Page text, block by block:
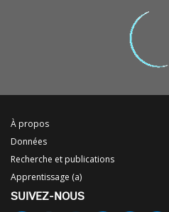
À propos
Données
Recherche et publications
Apprentissage (a)
SUIVEZ-NOUS